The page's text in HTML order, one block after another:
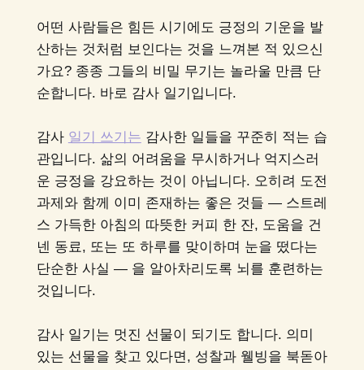
어떤 사람들은 힘든 시기에도 긍정의 기운을 발
산하는 것처럼 보인다는 것을 느껴본 적 있으신
가요? 종종 그들의 비밀 무기는 놀라울 만큼 단
순합니다. 바로 감사 일기입니다.
감사 일기 쓰기는 감사한 일들을 꾸준히 적는 습
관입니다. 삶의 어려움을 무시하거나 억지스러
운 긍정을 강요하는 것이 아닙니다. 오히려 도전
과제와 함께 이미 존재하는 좋은 것들 — 스트레
스 가득한 아침의 따뜻한 커피 한 잔, 도움을 건
넨 동료, 또는 또 하루를 맞이하며 눈을 떴다는
단순한 사실 — 을 알아차리도록 뇌를 훈련하는
것입니다.
감사 일기는 멋진 선물이 되기도 합니다. 의미
있는 선물을 찾고 있다면, 성찰과 웰빙을 북돋아